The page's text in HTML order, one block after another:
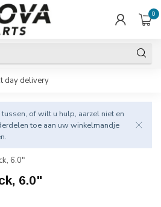
0
day delivery
of wilt u hulp, aarzel niet en
toe aan uw winkelmandje
6.0"
6.0"